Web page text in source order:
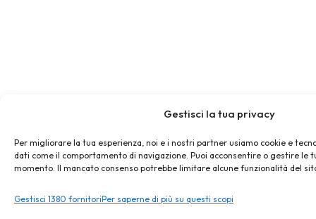
Gestisci la tua privacy
Per migliorare la tua esperienza, noi e i nostri partner usiamo cookie e
dati come il comportamento di navigazione. Puoi acconsentire o gestire le
momento. Il mancato consenso potrebbe limitare alcune funzionalità del
Gestisci 1380 fornitoriPer saperne di più su questi scopi